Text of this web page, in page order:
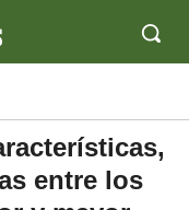
entre los